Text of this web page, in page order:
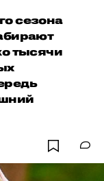
сезона
тысячи